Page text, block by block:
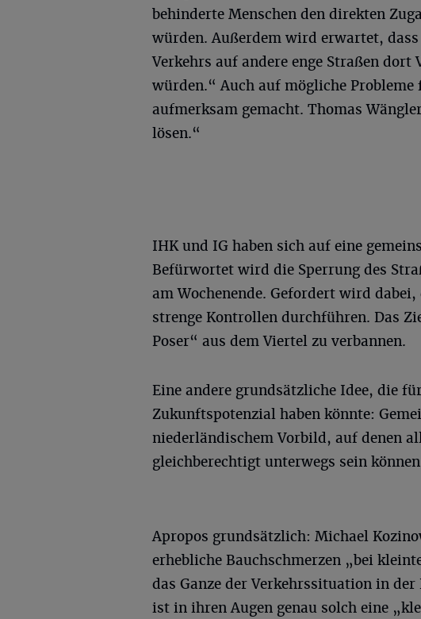
behinderte Menschen den direkten
würden. Außerdem wird erwartet,
Verkehrs auf andere enge Straßen dort
würden.“ Auch auf mögliche
aufmerksam gemacht. Thomas
lösen.“
IHK und IG haben sich auf eine
Befürwortet wird die Sperrung des
am Wochenende. Gefordert wird
strenge Kontrollen durchführen. Das
Poser“ aus dem Viertel zu verbannen.
Eine andere grundsätzliche Idee, die
Zukunftspotenzial haben könnte:
niederländischem Vorbild, auf denen
gleichberechtigt unterwegs sein
Apropos grundsätzlich: Michael
erhebliche Bauchschmerzen „bei
das Ganze der Verkehrssituation in
ist in ihren Augen genau solch eine